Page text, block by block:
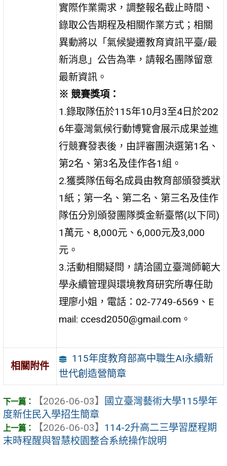
實際作業需求，調整報名截止時間、
錄取公告期程及相關作業方式；相關
異動將以「氣候變遷教育資訊平臺/最
新消息」公告為準，請報名團隊留意
最新資訊。
※ 競賽獎項：
1.錄取隊伍於115年10月3至4日於202
6年臺灣氣候行動博覽會展示成果並進
行競賽發表後，由評審團決選第1名、
第2名、第3名及佳作各1組。
2.獲獎隊伍每名成員由教育部頒發獎狀
1紙；第一名、第二名、第三名及佳作
隊伍分別頒發團隊獎金新臺幣(以下同)
1萬元、8,000元、6,000元及3,000
元。
3.活動相關疑問，請洽國立臺灣師範大
學永續管理與環境教育研究所專任助
理廖小姐，電話：02-7749-6569、E
mail: ccesd2050@gmail.com。
相關附件
115年度教育部高中職生AI永續新
世代創造營簡章
【2026-06-03】
國立臺灣藝術大學115學年
度新住民入學招生簡章
【2026-06-03】 114-2升高二三學習歷程期
末時程醒與智慧校園整合系統操作說明